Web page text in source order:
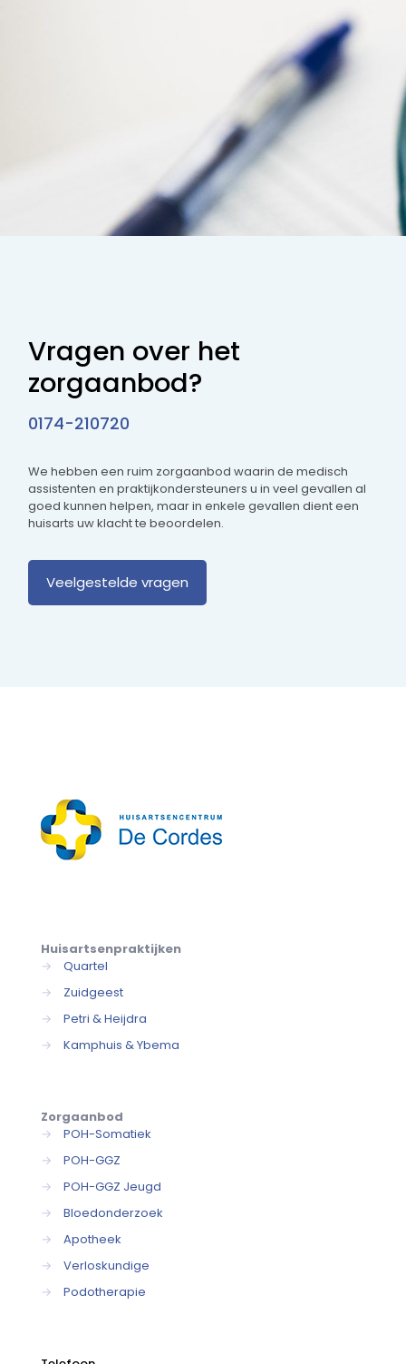
Vragen over het
zorgaanbod?
0174-210720
We hebben een ruim zorgaanbod waarin de medisch
assistenten en praktijkondersteuners u in veel gevallen al
goed kunnen helpen, maar in enkele gevallen dient een
huisarts uw klacht te beoordelen.
Veelgestelde vragen
Huisartsenpraktijken
→
Quartel
→
Zuidgeest
→
Petri & Heijdra
→
Kamphuis & Ybema
Zorgaanbod
→
POH-Somatiek
→
POH-GGZ
→
POH-GGZ Jeugd
→
Bloedonderzoek
→
Apotheek
→
Verloskundige
→
Podotherapie